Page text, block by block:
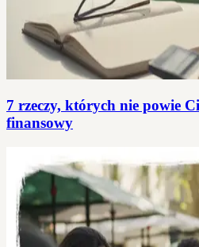
7 rzeczy, których nie powie
finansowy